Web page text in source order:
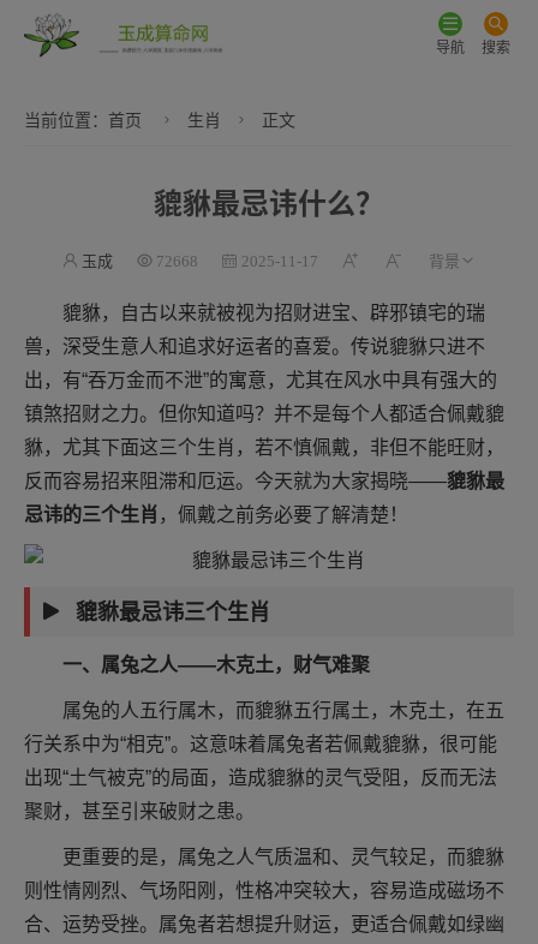
导航 搜索
当前位置： 首页 生肖 正文
貔貅最忌讳什么？
玉成 72668 2025-11-17
貔貅，自古以来就被视为招财进宝、辟邪镇宅的瑞
兽，深受生意人和追求好运者的喜爱。传说貔貅只进不
出，有“吞万金而不泄”的寓意，尤其在风水中具有强大的
镇煞招财之力。但你知道吗？并不是每个人都适合佩戴貔
貅，尤其下面这三个生肖，若不慎佩戴，非但不能旺财，
反而容易招来阻滞和厄运。今天就为大家揭晓——貔貅最
忌讳的三个生肖 ，佩戴之前务必要了解清楚！
貔貅最忌讳三个生肖
一、属兔之人——木克土，财气难聚
属兔的人五行属木，而貔貅五行属土，木克土，在五
行关系中为“相克”。这意味着属兔者若佩戴貔貅，很可能
出现“土气被克”的局面，造成貔貅的灵气受阻，反而无法
聚财，甚至引来破财之患。
更重要的是，属兔之人气质温和、灵气较足，而貔貅
则性情刚烈、气场阳刚，性格冲突较大，容易造成磁场不
合、运势受挫。属兔者若想提升财运，更适合佩戴如绿幽